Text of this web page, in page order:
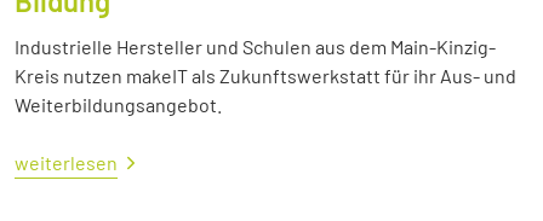
Industrielle Hersteller und Schulen aus dem Main-Kinzig-
Kreis nutzen makeIT als Zukunftswerkstatt für ihr Aus- und
Weiterbildungsangebot.
weiterlesen